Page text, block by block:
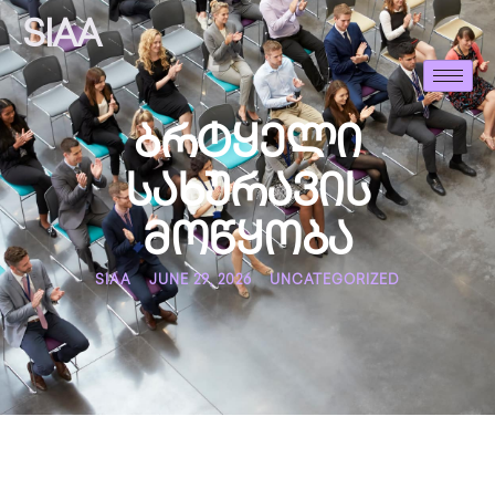
SIAA
ბრტყელი
სახურავის
მოწყობა
SIAA JUNE 29, 2026 UNCATEGORIZED